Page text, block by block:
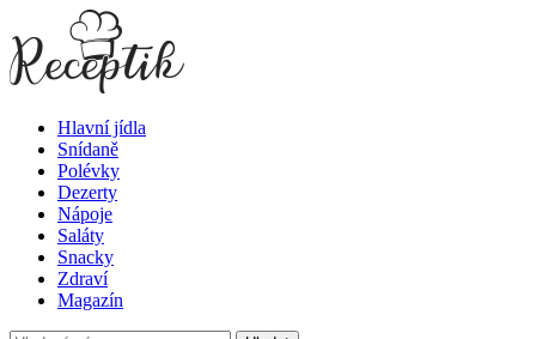
Hlavní jídla
Snídaně
Polévky
Dezerty
Nápoje
Saláty
Snacky
Zdraví
Magazín